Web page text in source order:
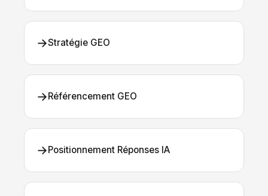
→Stratégie GEO
→Référencement GEO
→Positionnement Réponses IA